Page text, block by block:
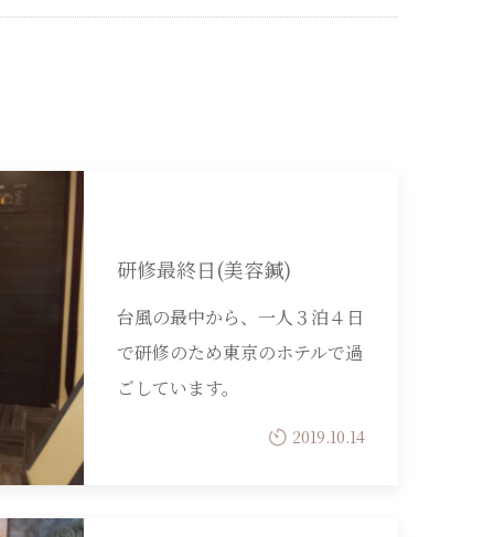
研修最終日(美容鍼)
台風の最中から、一人３泊４日
で研修のため東京のホテルで過
ごしています。
2019.10.14